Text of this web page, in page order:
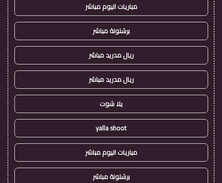
مباريات اليوم مباشر
برشلونة مباشر
ريال مدريد مباشر
ريال مدريد مباشر
يلا شوت
yalla shoot
مباريات اليوم مباشر
برشلونة مباشر